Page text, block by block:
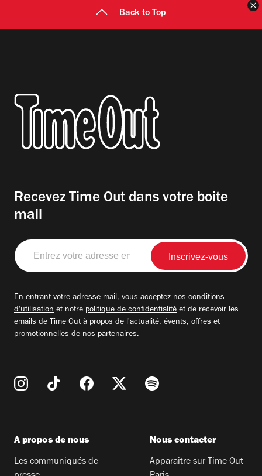
Back to Top
Recevez Time Out dans votre boite
mail
Entrez
votre
adresse
En entrant votre adresse mail, vous acceptez nos conditions
d'utilisation et notre politique de confidentialité et de recevoir les
emails de Time Out à propos de l'actualité, évents, offres et
promotionnelles de nos partenaires.
A propos de nous
Les communiqués de
Nous contacter
Apparaitre sur Time Out